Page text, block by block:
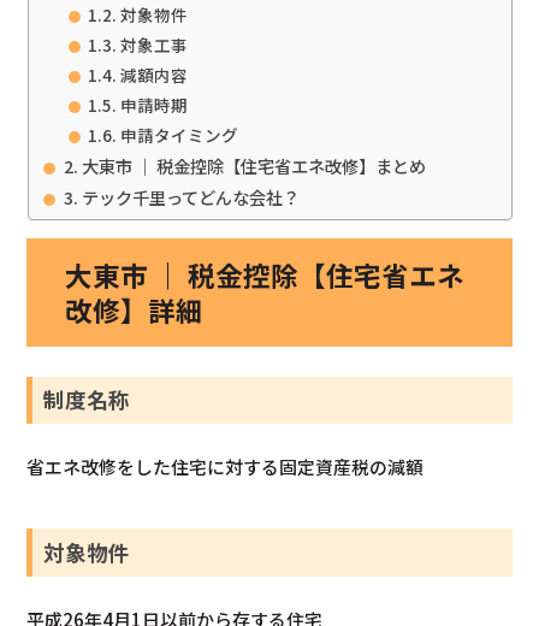
対象物件
対象工事
減額内容
申請時期
申請タイミング
大東市 ｜ 税金控除【住宅省エネ改修】まとめ
テック千里ってどんな会社？
大東市 ｜ 税金控除【住宅省エネ
改修】詳細
制度名称
省エネ改修をした住宅に対する固定資産税の減額
対象物件
平成26年4月1日以前から存する住宅